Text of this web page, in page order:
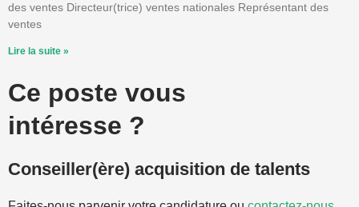
des ventes Directeur(trice) ventes nationales Représentant des
ventes
Lire la suite »
Ce poste vous
intéresse ?
Conseiller(ère) acquisition de talents